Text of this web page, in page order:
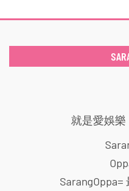
就是愛娛樂
SarangOppa=